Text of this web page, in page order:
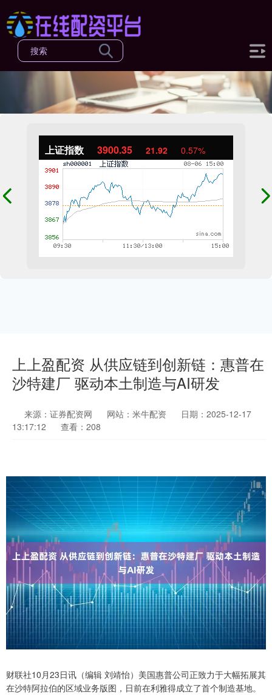
上证指数 3900.35 21.92 0.57%
上上盈配资 从供应链到创新链：惠普在
沙特建厂 驱动本土制造与AI研发
来源：证券配资网 网站：米牛配资
日期：2025-12-17
13:17:12
查看：208
财联社10月23日讯（编辑 刘靖怡）美国惠普公司正致力于大幅拓展其
在沙特阿拉伯的区域业务版图，日前在利雅得成立了首个制造基地。